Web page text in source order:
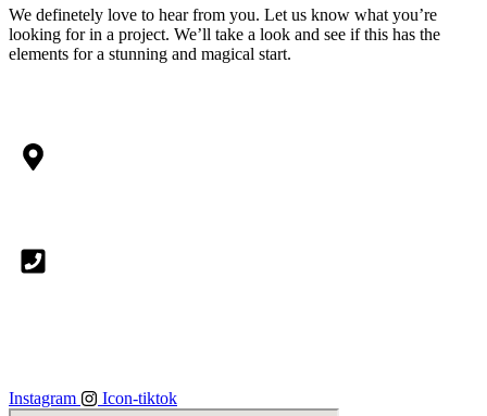
We definetely love to hear from you. Let us know what you’re
looking for in a project. We’ll take a look and see if this has the
elements for a stunning and magical start.
Instagram
Icon-tiktok